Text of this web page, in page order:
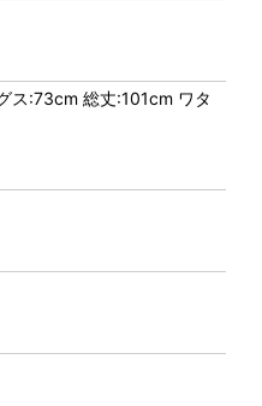
ス:73cm 総丈:101cm ワタ